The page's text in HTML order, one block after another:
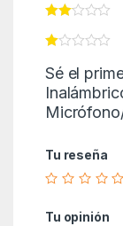
Sé el
Tu reseña
Tu opinión